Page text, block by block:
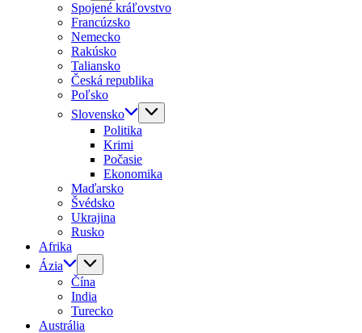
Spojené kráľovstvo
Francúzsko
Nemecko
Rakúsko
Taliansko
Česká republika
Poľsko
Slovensko
Politika
Krimi
Počasie
Ekonomika
Maďarsko
Švédsko
Ukrajina
Rusko
Afrika
Ázia
Čína
India
Turecko
Austrália